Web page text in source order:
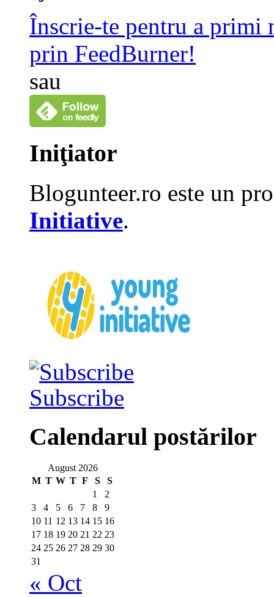
Înscrie-te pentru a primi
prin FeedBurner!
sau
Iniţiator
Blogunteer.ro este un
Initiative.
Subscribe
Calendarul postărilor
August 2026
M T W T F S
S
1
2
3
4 5 6 7 8
9
10 11 12 13 14 15 16
17 18 19 20 21 22 23
24 25 26 27 28 29 30
31
« Oct